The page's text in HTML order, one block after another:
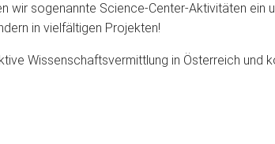
wir sogenannte Science-Center-Aktivitäten ein
in vielfältigen Projekten!
Wissenschaftsvermittlung in Österreich und